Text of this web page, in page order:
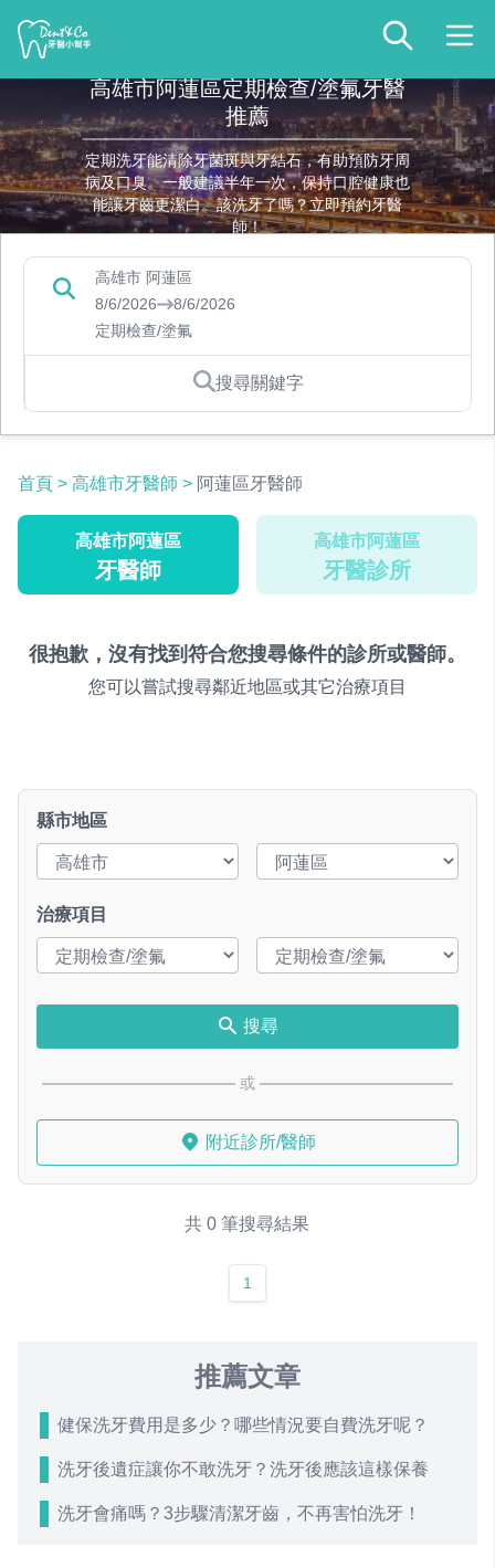
高雄市阿蓮區定期檢查/塗氟牙醫
推薦
定期洗牙能清除牙菌斑與牙結石，有助預防牙周
病及口臭。一般建議半年一次，保持口腔健康也
能讓牙齒更潔白。該洗牙了嗎？立即預約牙醫
師！
高雄市 阿蓮區
8/6/2026
8/6/2026
定期檢查/塗氟
搜尋關鍵字
首頁 > 高雄市牙醫師 > 阿蓮區牙醫師
高雄市阿蓮區
牙醫師
高雄市阿蓮區
牙醫診所
很抱歉，沒有找到符合您搜尋條件的診所或醫師。
您可以嘗試搜尋鄰近地區或其它治療項目
縣市地區
治療項目
搜尋
或
附近診所/醫師
共 0 筆搜尋結果
1
推薦文章
健保洗牙費用是多少？哪些情況要自費洗牙呢？
洗牙後遺症讓你不敢洗牙？洗牙後應該這樣保養
洗牙會痛嗎？3步驟清潔牙齒，不再害怕洗牙！